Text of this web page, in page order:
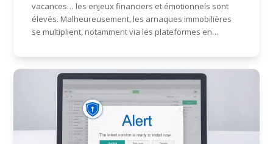
vacances… les enjeux financiers et émotionnels sont
élevés. Malheureusement, les arnaques immobilières
se multiplient, notamment via les plateformes en…